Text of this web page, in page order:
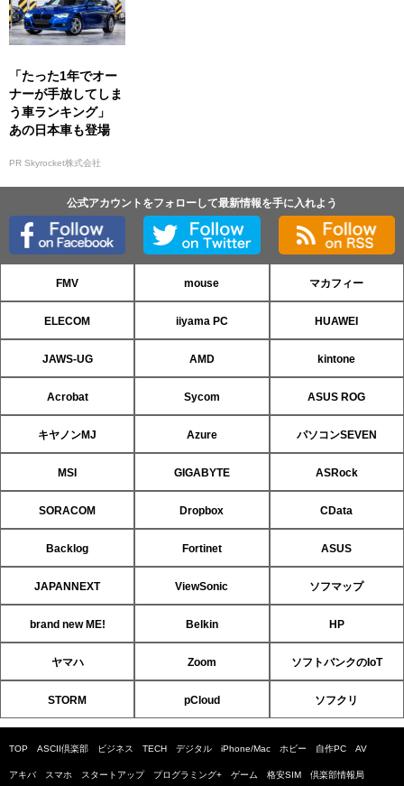
「たった1年でオー
ナーが手放してしま
う車ランキング」
あの日本車も登場
PR Skyrocket株式会社
公式アカウントをフォローして最新情報を手に入れよう
FMV mouse マカフィー
ELECOM iiyama PC HUAWEI
JAWS-UG AMD kintone
Acrobat Sycom ASUS ROG
キヤノンMJ Azure パソコンSEVEN
MSI GIGABYTE ASRock
SORACOM Dropbox CData
Backlog Fortinet ASUS
JAPANNEXT ViewSonic ソフマップ
brand new ME! Belkin HP
ヤマハ Zoom ソフトバンクのIoT
STORM pCloud ソフクリ
TOP ASCII倶楽部 ビジネス TECH デジタル iPhone/Mac ホビー 自作PC AV
アキバ スマホ スタートアップ プログラミング+ ゲーム 格安SIM 倶楽部情報局